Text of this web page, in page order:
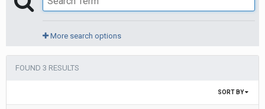
More search options
FOUND 3 RESULTS
SORT BY